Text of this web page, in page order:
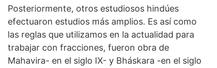
Posteriormente, otros estudiosos hindúes
efectuaron estudios más amplios. Es así como
las reglas que utilizamos en la actualidad para
trabajar con fracciones, fueron obra de
Mahavira- en el siglo IX- y Bháskara -en el siglo